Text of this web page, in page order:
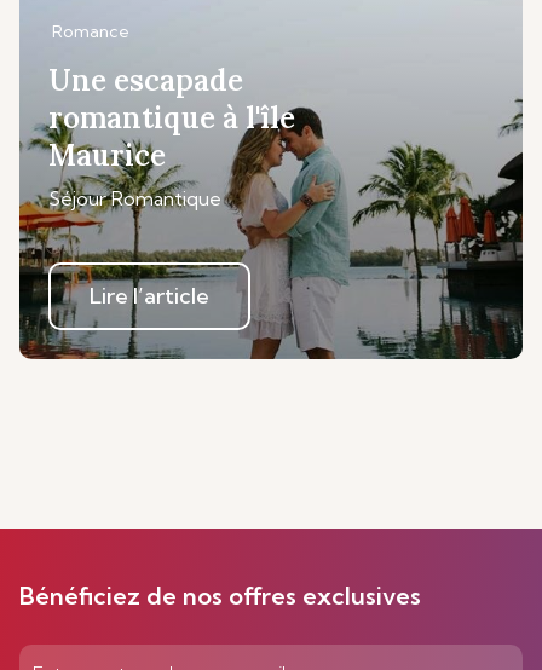
Romance
Une escapade
romantique à l'île
Maurice
Séjour Romantique
Lire l’article
Bénéficiez de nos offres exclusives